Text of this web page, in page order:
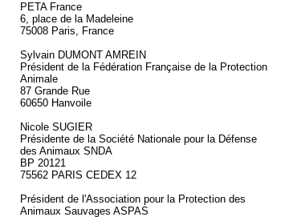
PETA France
6, place de la Madeleine
75008 Paris, France
Sylvain DUMONT AMREIN
Président de la Fédération Française de la Protection
Animale
87 Grande Rue
60650 Hanvoile
Nicole SUGIER
Présidente de la Société Nationale pour la Défense
des Animaux SNDA
BP 20121
75562 PARIS CEDEX 12
Président de l'Association pour la Protection des
Animaux Sauvages ASPAS